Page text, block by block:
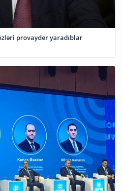
provayder yaradıblar